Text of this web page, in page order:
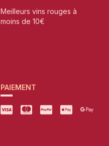
Meilleurs vins rouges à
moins de 10€
PAIEMENT